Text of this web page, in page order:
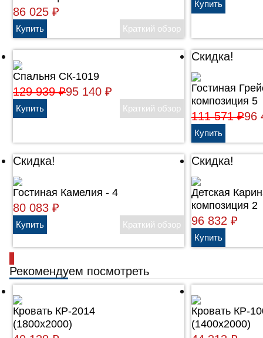
86 025₽
Спальня СК-1019
129 939₽95 140₽
Скидка!
Гостиная
композиция 5
111 571₽96
Скидка!
Гостиная Камелия - 4
80 083₽
Скидка!
Детская
композиция 2
96 832₽
Рекомендуем посмотреть
Кровать КР-2014
(1800х2000)
Кровать КР-
(1400х2000)